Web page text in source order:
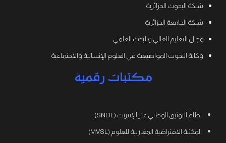
شبكة البحوث الجزائرية
شبكة الجامعة الجزائرية
مجال التعليم العالي والبحث العلمي
وكالة البحوث المواضيعية في العلوم الإنسانية والاجتماعية
مكتبات رقمية
نظام التوثيق الوطني عبر الإنترنت (SNDL)
المكتبة الافتراضية المغاربية للعلوم (MVSL)